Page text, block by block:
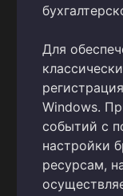
Для
Windows.
событий с
настройки
ресурсам,